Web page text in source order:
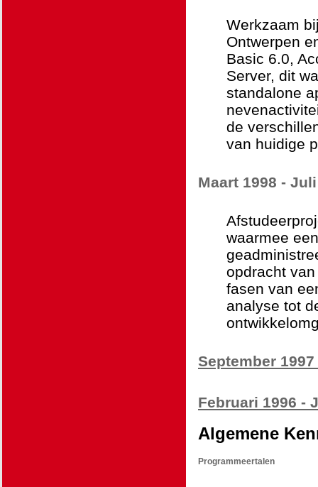
Werkzaam
Ontwerpen
Basic 6.0,
Server, dit
standalone
de
van huidige
Maart 1998 -
waarmee
opdracht
fasen van
analyse tot
September
Februari 1996 -
Algemene
Programmeertalen